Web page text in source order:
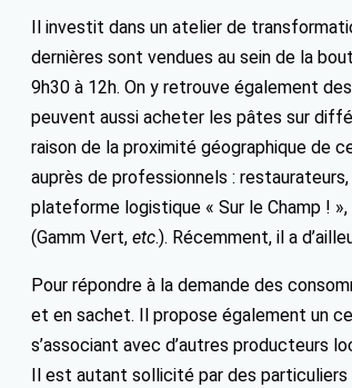
Il investit dans un atelier de
dernières sont vendues au sein de la
9h30 à 12h. On y retrouve également
peuvent aussi acheter les pâtes sur
raison de la proximité géographique de
auprès de professionnels :
plateforme logistique « Sur le Champ !
(Gamm Vert, etc.). Récemment, il a
Pour répondre à la demande des
et en sachet. Il propose également un
s’associant avec d’autres producteurs
Il est autant sollicité par des